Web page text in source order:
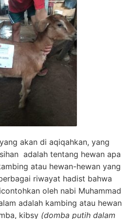
akan di aqiqahkan, yang
adalah tentang hewan apa
atau hewan-hewan yang
riwayat hadist bahwa
oleh nabi Muhammad
adalah kambing atau hewan
kibsy (domba putih dalam